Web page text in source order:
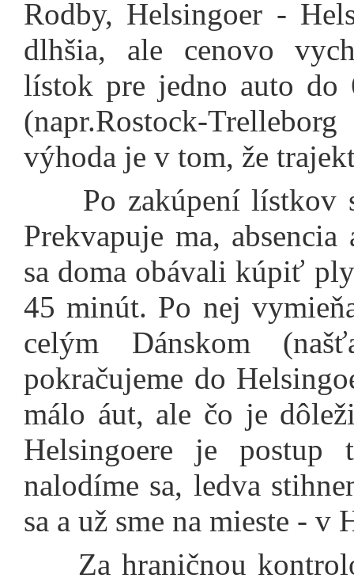
Rodby, Helsingoer -
dlhšia, ale cenovo
lístok pre jedno auto do
(napr.Rostock-
výhoda je v tom, že
Po zakúpení lístkov
Prekvapuje ma,
sa doma obávali kúpiť
45 minút. Po nej
celým Dánskom
pokračujeme do
málo áut, ale čo je
Helsingoere je
nalodíme sa, ledva
sa a už sme na mieste - v
Za hraničnou